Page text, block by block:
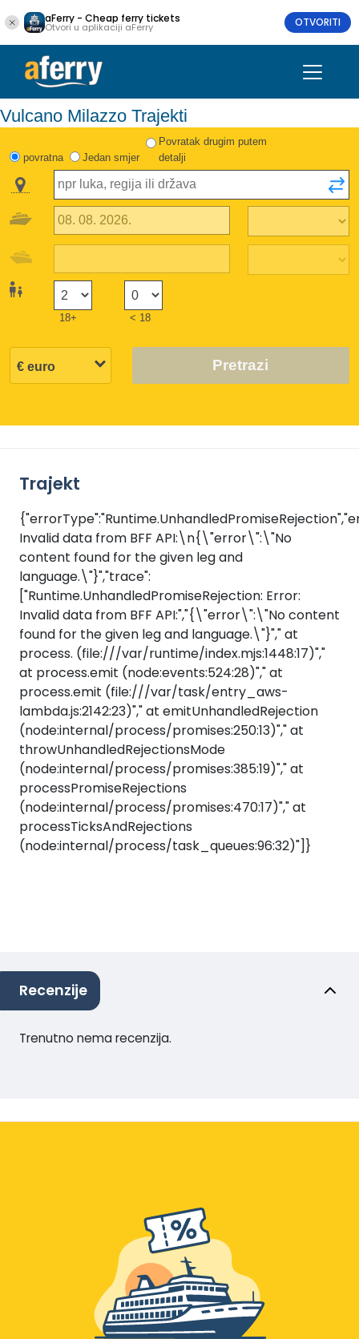
aFerry - Cheap ferry tickets
Otvori u aplikaciji aFerry OTVORITI
Vulcano Milazzo Trajekti
povratna Jedan smjer
Povratak drugim putem
detalji
18+ < 18
Pretrazi
Trajekt
Invalid data from BFF API:\n{\"error\":\"No
content found for the given leg and
language.\"}","trace":
["Runtime.UnhandledPromiseRejection: Error:
Invalid data from BFF API:","{\"error\":\"No content
found for the given leg and language.\"}"," at
process. (file:///var/runtime/index.mjs:1448:17)","
at process.emit (node:events:524:28)"," at
process.emit (file:///var/task/entry_aws-
lambda.js:2142:23)"," at emitUnhandledRejection
(node:internal/process/promises:250:13)"," at
throwUnhandledRejectionsMode
(node:internal/process/promises:385:19)"," at
processPromiseRejections
(node:internal/process/promises:470:17)"," at
processTicksAndRejections
(node:internal/process/task_queues:96:32)"]}
Recenzije
Trenutno nema recenzija.